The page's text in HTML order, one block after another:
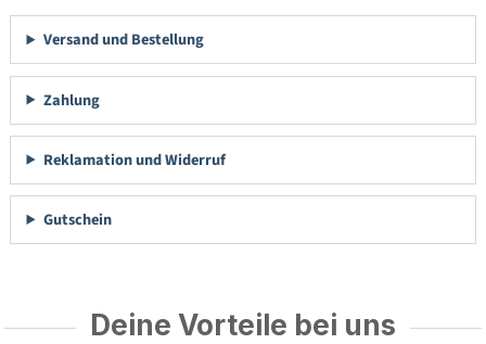
Versand und Bestellung
Zahlung
Reklamation und Widerruf
Gutschein
Deine Vorteile bei uns